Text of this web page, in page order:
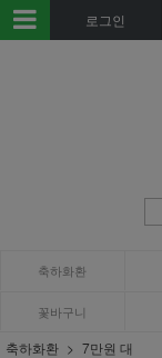
로그인
축하화환
꽃바구니
축하화환 7만원 대